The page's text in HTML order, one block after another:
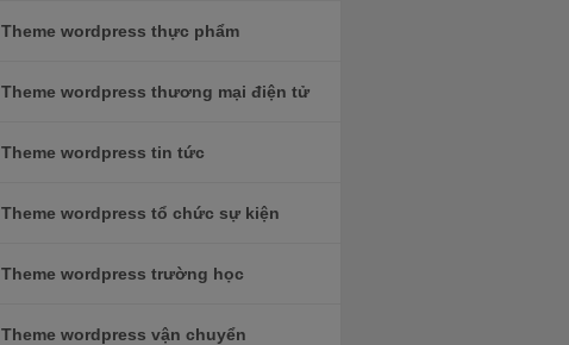
Theme wordpress thực phẩm
Theme wordpress thương mại điện tử
Theme wordpress tin tức
Theme wordpress tổ chức sự kiện
Theme wordpress trường học
Theme wordpress vận chuyển